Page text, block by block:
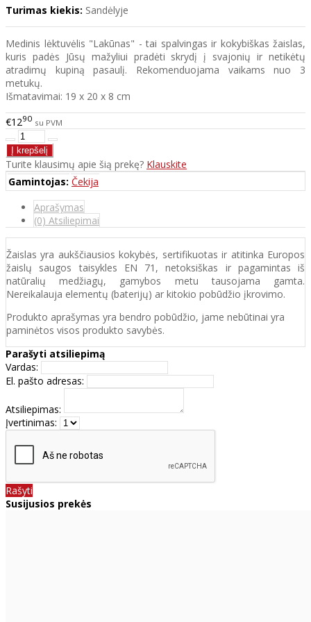
Turimas kiekis: Sandėlyje
Medinis lėktuvėlis "Lakūnas" - tai spalvingas ir kokybiškas žaislas,
kuris padės Jūsų mažyliui pradėti skrydį į svajonių ir netikėtų
atradimų kupiną pasaulį. Rekomenduojama vaikams nuo 3
metukų.
Išmatavimai: 19 x 20 x 8 cm
€1290 su PVM
Turite klausimų apie šią prekę? Klauskite
Gamintojas: Čekija
Aprašymas
(0) Atsiliepimai
Žaislas yra aukščiausios kokybės, sertifikuotas ir atitinka Europos
žaislų saugos taisykles EN 71, netoksiškas ir pagamintas iš
natūralių medžiagų, gamybos metu tausojama gamta.
Nereikalauja elementų (baterijų) ar kitokio pobūdžio įkrovimo.
Produkto aprašymas yra bendro pobūdžio, jame nebūtinai yra
paminėtos visos produkto savybės.
Parašyti atsiliepimą
Vardas:
El. pašto adresas:
Atsiliepimas:
Įvertinimas:
Rašyti
Susijusios prekės